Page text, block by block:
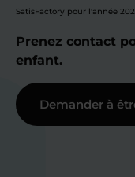
SatisFactory pour l'année
Prenez contact
enfant.
Demander à